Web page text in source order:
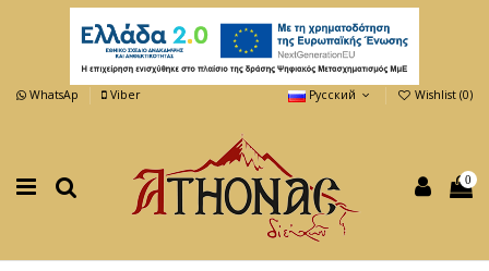
WhatsAp Viber Русский Wishlist (0)
0